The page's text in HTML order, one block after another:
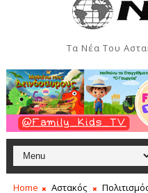
Τα Νέα Του
Home Αστακός